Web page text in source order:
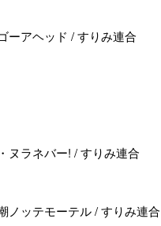
ーアヘッド / すりみ連合
ヌラネバー! / すりみ連合
ノッテモーテル / すりみ連合